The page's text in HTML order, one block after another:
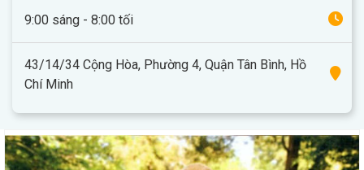
9:00 sáng - 8:00 tối
43/14/34 Cộng Hòa, Phường 4, Quận Tân Bình, Hồ
Chí Minh